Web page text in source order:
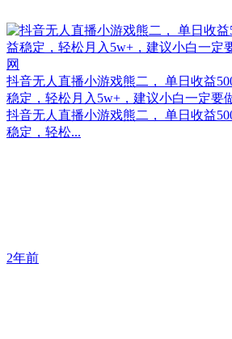
抖音无人直播小游戏熊二， 单日收益
稳定，轻松月入5w+，建议小白一定要
抖音无人直播小游戏熊二， 单日收益
稳定，轻松...
2年前